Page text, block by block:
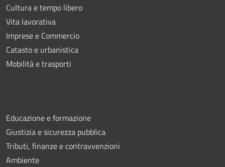
Cultura e tempo libero
Vita lavorativa
Imprese e Commercio
Catasto e urbanistica
Mobilità e trasporti
Educazione e formazione
Giustizia e sicurezza pubblica
Tributi, finanze e contravvenzioni
Ambiente